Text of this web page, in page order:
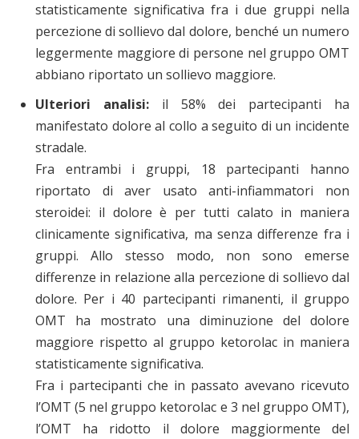
statisticamente significativa fra i due gruppi nella
percezione di sollievo dal dolore, benché un numero
leggermente maggiore di persone nel gruppo OMT
abbiano riportato un sollievo maggiore.
Ulteriori analisi: il 58% dei partecipanti ha
manifestato dolore al collo a seguito di un incidente
stradale.
Fra entrambi i gruppi, 18 partecipanti hanno
riportato di aver usato anti-infiammatori non
steroidei: il dolore è per tutti calato in maniera
clinicamente significativa, ma senza differenze fra i
gruppi. Allo stesso modo, non sono emerse
differenze in relazione alla percezione di sollievo dal
dolore. Per i 40 partecipanti rimanenti, il gruppo
OMT ha mostrato una diminuzione del dolore
maggiore rispetto al gruppo ketorolac in maniera
statisticamente significativa.
Fra i partecipanti che in passato avevano ricevuto
l’OMT (5 nel gruppo ketorolac e 3 nel gruppo OMT),
l’OMT ha ridotto il dolore maggiormente del